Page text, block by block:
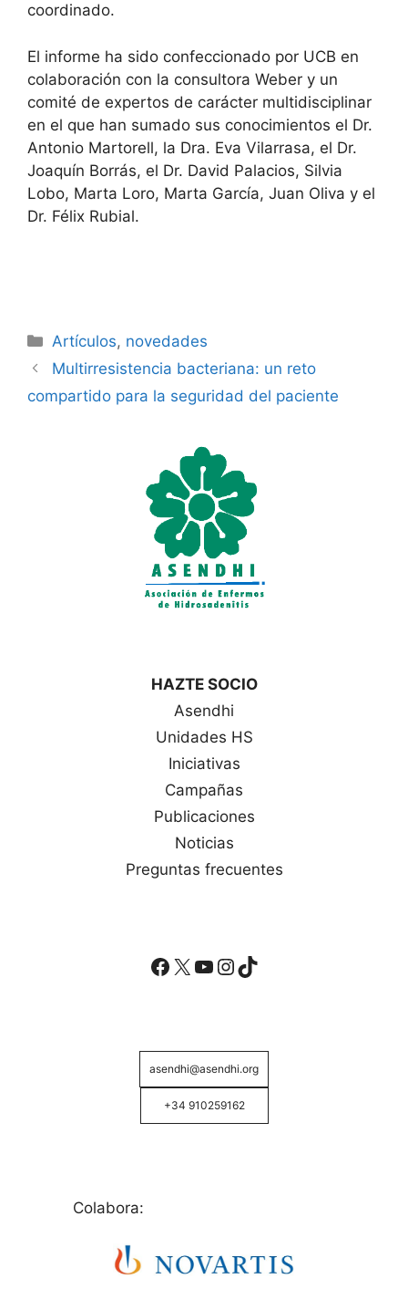
coordinado.
El informe ha sido confeccionado por UCB en
colaboración con la consultora Weber y un
comité de expertos de carácter multidisciplinar
en el que han sumado sus conocimientos el Dr.
Antonio Martorell, la Dra. Eva Vilarrasa, el Dr.
Joaquín Borrás, el Dr. David Palacios, Silvia
Lobo, Marta Loro, Marta García, Juan Oliva y el
Dr. Félix Rubial.
Categorías
Artículos, novedades
Multirresistencia bacteriana: un reto
compartido para la seguridad del paciente
HAZTE SOCIO
Asendhi
Unidades HS
Iniciativas
Campañas
Publicaciones
Noticias
Preguntas frecuentes
Facebook
X YouTube
Instagram
TikTok
asendhi@asendhi.org
+34 910259162
Colabora: